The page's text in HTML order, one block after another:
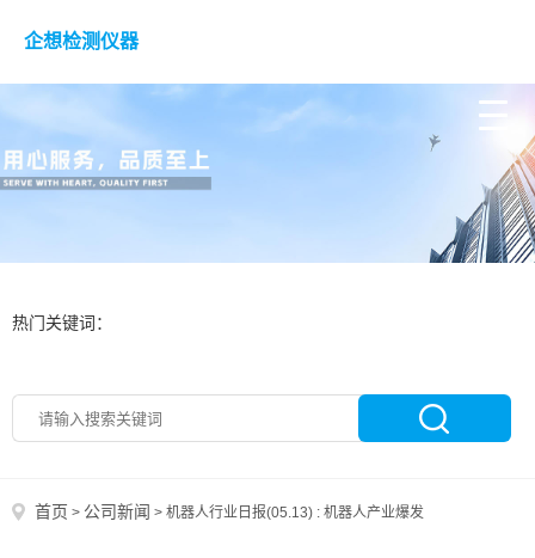
企想检测仪器
热门关键词：
首页 > 公司新闻 > 机器人行业日报(05.13) : 机器人产业爆发